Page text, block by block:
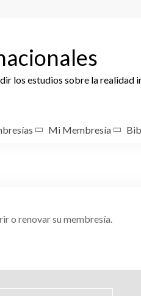
los estudios sobre la realidad
Mi Membresía
o renovar su membresía.